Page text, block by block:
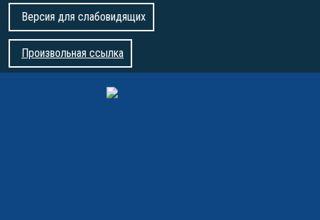
Версия для слабовидящих
Произвольная ссылка